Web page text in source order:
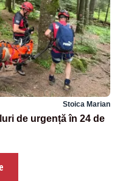
Stoica Marian
de urgență în 24 de